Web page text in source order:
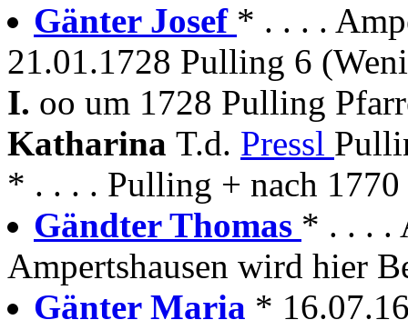
Gänter Josef * . . . .
21.01.1728 Pulling 6
I. oo um 1728 Pulling
Katharina T.d. Pressl
* . . . . Pulling + nach
Gändter Thomas * . . . .
Ampertshausen wird hier
Gänter Maria *